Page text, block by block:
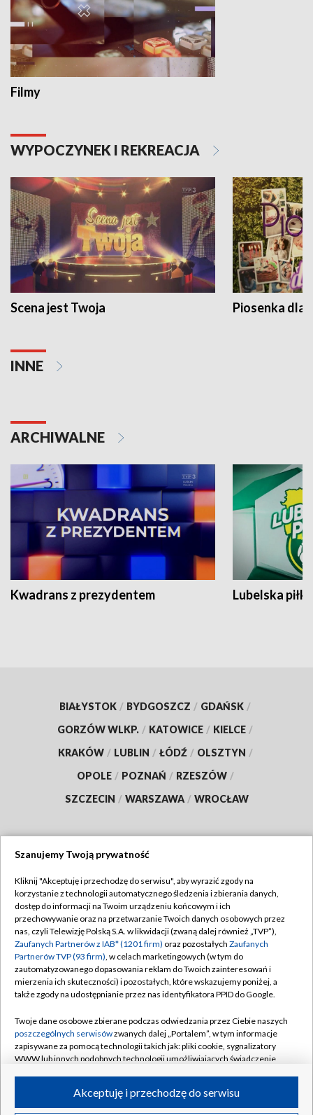
Filmy
WYPOCZYNEK I REKREACJA
Scena jest Twoja Piosenka dla
INNE
ARCHIWALNE
Kwadrans z prezydentem Lubelska piłka
BIAŁYSTOK / BYDGOSZCZ / GDAŃSK /
GORZÓW WLKP. / KATOWICE / KIELCE /
KRAKÓW / LUBLIN / ŁÓDŹ / OLSZTYN /
OPOLE / POZNAŃ / RZESZÓW /
SZCZECIN / WARSZAWA / WROCŁAW
TVP
Abonament TVP
Emisja w TVP
Centrum informacji TVP
Naziemna Telewizja Cyfrowa
Rada Programowa
System NOS
Informacje o nadawcy
Program dla prasy
Regulamin TVP
Polityka prywatności
Moje zgody
Pomoc
Kontakt
Kanały
Szanujemy Twoją prywatność
Kliknij "Akceptuję i przechodzę do serwisu", aby wyrazić zgody na
korzystanie z technologii automatycznego śledzenia i zbierania danych,
dostęp do informacji na Twoim urządzeniu końcowym i ich
przechowywanie oraz na przetwarzanie Twoich danych osobowych przez
nas, czyli Telewizję Polską S.A. w likwidacji (zwaną dalej również „TVP”),
Zaufanych Partnerów z IAB* (1201 firm) oraz pozostałych Zaufanych
Partnerów TVP (93 firm), w celach marketingowych (w tym do
zautomatyzowanego dopasowania reklam do Twoich zainteresowań i
mierzenia ich skuteczności) i pozostałych, które wskazujemy poniżej, a
także zgody na udostępnianie przez nas identyfikatora PPID do Google.
Twoje dane osobowe zbierane podczas odwiedzania przez Ciebie naszych
poszczególnych serwisówzwanych dalej „Portalem”, w tym informacje
zapisywane za pomocą technologii takich jak: pliki cookie, sygnalizatory
WWW lub innych podobnych technologii umożliwiających świadczenie
ruchu w Internecie.Akceptuję i przechodzę do serwisu